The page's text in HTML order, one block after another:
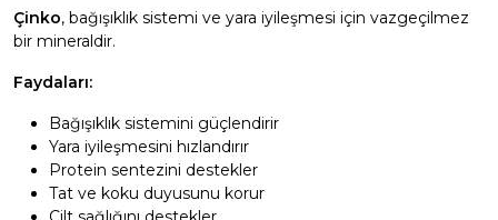
Çinko, bağışıklık sistemi ve yara iyileşmesi için vazgeçilmez
bir mineraldir.
Faydaları:
Bağışıklık sistemini güçlendirir
Yara iyileşmesini hızlandırır
Protein sentezini destekler
Tat ve koku duyusunu korur